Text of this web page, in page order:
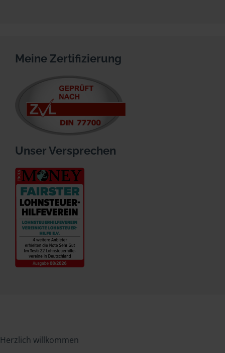
Meine Zertifizierung
Unser Versprechen
Herzlich willkommen